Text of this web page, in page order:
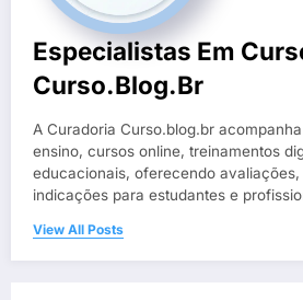
Especialistas Em
Curso.blog.br
A Curadoria Curso.blog.br
ensino, cursos online, treinamentos
educacionais, oferecendo
indicações para estudantes e
View All Posts